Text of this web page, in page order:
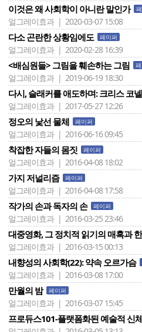
이것은 왜 사회학이 아니란 말인가
얼그레이효과 | 2020-03-07 15:08
다소 곤란한 상황임에도 페이퍼
얼그레이효과 | 2020-02-28 16:39
<배심원들> 그림을 훼손하는 그림
얼그레이효과 | 2019-06-19 18:30
다시, 슬래커를 애도하며: 크리스 코
얼그레이효과 | 2017-05-27 12:26
정오의 낯선 물체 페이퍼
얼그레이효과 | 2016-06-16 09:45
착잡한 자들의 몸짓 페이퍼
얼그레이효과 | 2016-04-08 18:02
가지 저널리즘 페이퍼
얼그레이효과 | 2016-04-08 17:58
작가의 손과 독자의 손 페이퍼
얼그레이효과 | 2016-03-25 23:46
대중영화, 그 정치적 읽기의 매혹과
얼그레이효과 | 2016-03-15 00:13
내향성의 사회학(22): 약속 오르가슴
얼그레이효과 | 2016-03-08 17:00
만월의 밤 페이퍼
얼그레이효과 | 2016-03-07 15:45
프로듀스101-플랫폼화된 예술적 신